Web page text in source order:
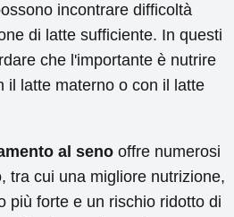
incontrare difficoltà
di latte sufficiente. In questi
che l'importante è nutrire
il latte materno o con il latte
al seno offre numerosi
tra cui una migliore nutrizione,
più forte e un rischio ridotto di